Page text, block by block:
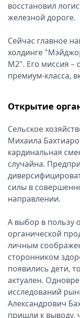
восстановил
железной дороге.
Сейчас главное
холдинге
М2". Его миссия –
премиум-класса,
Открытие
Сельское
Михаила
кардинальная
случайна.
силы в
направлении.
А выбор в пользу
органической
личным
сторонником
появились дети,
актуален.
исследований
Александрович
пришли к выводу,